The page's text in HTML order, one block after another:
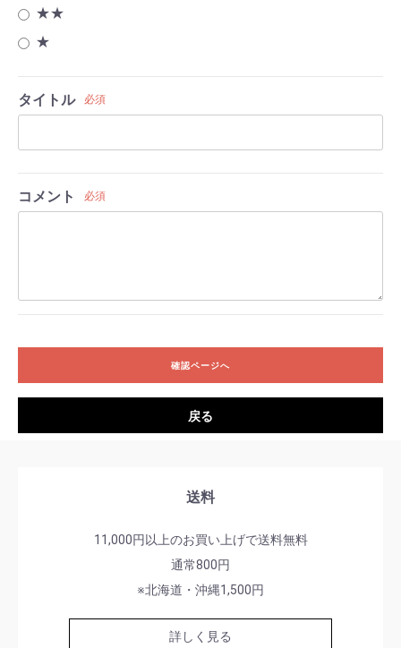
★★
★
タイトル 必須
コメント 必須
確認ページへ
戻る
送料
11,000円以上のお買い上げで送料無料
通常800円
※北海道・沖縄1,500円
詳しく見る